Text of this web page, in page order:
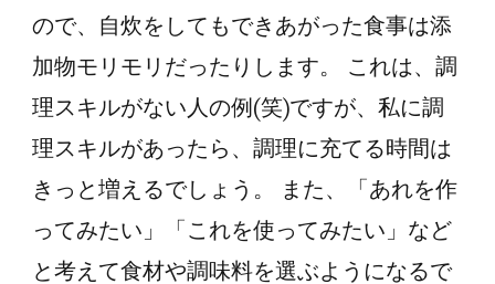
ので、自炊をしてもできあがった食事は添
加物モリモリだったりします。 これは、調
理スキルがない人の例(笑)ですが、私に調
理スキルがあったら、調理に充てる時間は
きっと増えるでしょう。 また、「あれを作
ってみたい」「これを使ってみたい」など
と考えて食材や調味料を選ぶようになるで